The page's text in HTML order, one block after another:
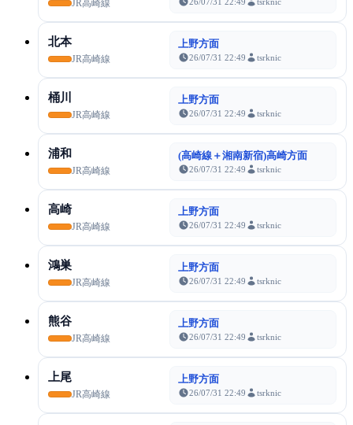
JR高崎線
北本
JR高崎線
上野方面
26/07/31 22:49 tsrknic
桶川
JR高崎線
上野方面
26/07/31 22:49 tsrknic
浦和
JR高崎線
(高崎線＋湘南新宿)高崎方面
26/07/31 22:49 tsrknic
高崎
JR高崎線
上野方面
26/07/31 22:49 tsrknic
鴻巣
JR高崎線
上野方面
26/07/31 22:49 tsrknic
熊谷
JR高崎線
上野方面
26/07/31 22:49 tsrknic
上尾
JR高崎線
上野方面
26/07/31 22:49 tsrknic